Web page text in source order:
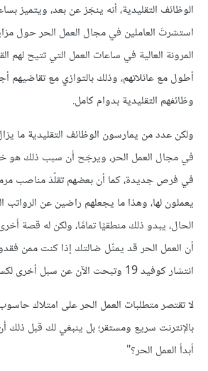
الوظائف التقليدية، أنه ينجَز عن بعد، ويتميز
استشرتَ العاملين في مجال العمل الحر حول
المرونة العالية في ساعات العمل التي تتيح
أطول مع عائلاتهم، وذلك بالتوازي مع تقاضيهم
وظائفهم التقليدية بدوام كامل.
ولكن عدد من يمارسون الوظائف التقليدية ما
في مجال العمل الحر، ويرجَح أن سبب ذلك هو
في فرص جديدة، كما أن بعضهم تقلّدَ مناصب
يعملون لها، وهذا ما يجعلهم راضين عن الرواتب
الحال، يبدو ذلك منطقيًا تمامًا، ولكن له قصة
أن العمل الحر قد يمثّل ضالتك إذا كنت ممن
انتشار كوفيد 19 وتبحث الآن عن سبل أخرى لكسب المال.
لا تقتصر متطلبات العمل الحر على امتلاك
بالإنترنت سريع ومستقر؛ بل ينبغي لك قبل
أبدأ العمل الحر؟"